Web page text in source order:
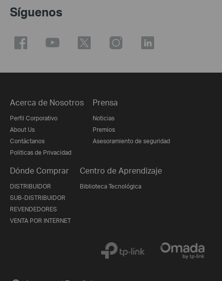
Síguenos
Acerca de Nosotros
Perfil Corporativo
About Us
Contáctanos
Politicas de Privacidad
Prensa
Noticias
Premios
Asesoramiento de seguridad
Dónde Comprar
DISTRIBUIDOR
SUB-DISTRIBUIDOR
REVENDEDORES
VENTA POR INTERNET
Centro de Aprendizaje
Biblioteca Tecnológica